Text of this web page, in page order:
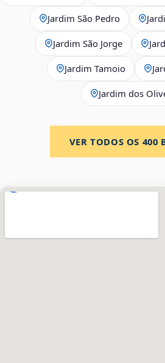
Jardim São Pedro
Jardim São Jorge
Jardim Tamoio
Jardim dos
VER TODOS OS 400